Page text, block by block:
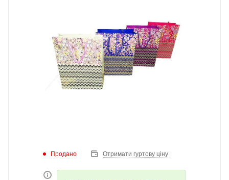
Продано Отримати гуртову ціну